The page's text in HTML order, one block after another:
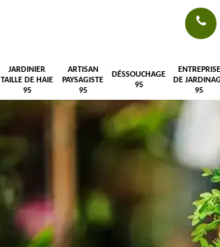
JARDINIER
TAILLE DE HAIE
95
ARTISAN
PAYSAGISTE
95
DÉSSOUCHAGE
95
ENTREPRISE
DE
95